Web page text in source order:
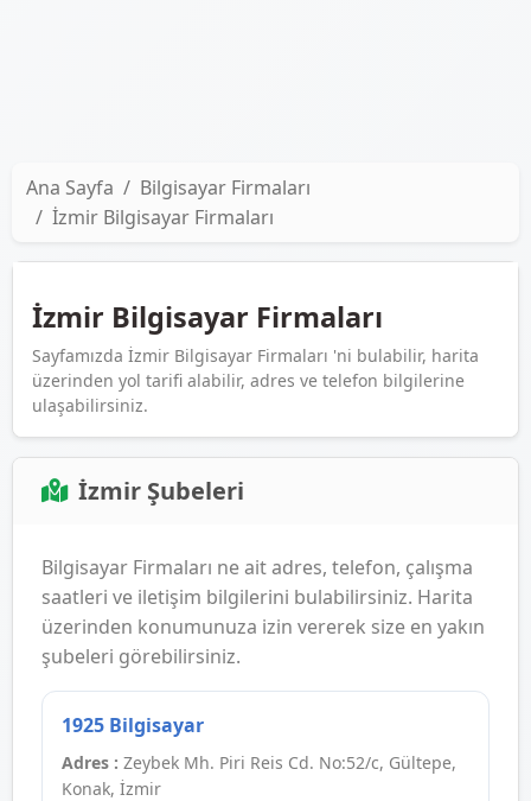
Ana Sayfa
Bilgisayar Firmaları
İzmir Bilgisayar Firmaları
İzmir Bilgisayar Firmaları
Sayfamızda İzmir Bilgisayar Firmaları 'ni bulabilir, harita
üzerinden yol tarifi alabilir, adres ve telefon bilgilerine
ulaşabilirsiniz.
İzmir Şubeleri
Bilgisayar Firmaları ne ait adres, telefon, çalışma
saatleri ve iletişim bilgilerini bulabilirsiniz. Harita
üzerinden konumunuza izin vererek size en yakın
şubeleri görebilirsiniz.
1925 Bilgisayar
Adres : Zeybek Mh. Piri Reis Cd. No:52/c, Gültepe,
Konak, İzmir